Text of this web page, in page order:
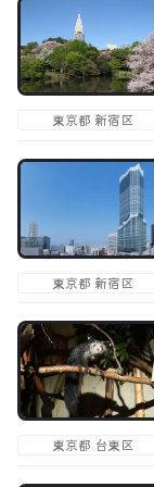
東京都 新宿区
東京都 新宿区
東京都 台東区